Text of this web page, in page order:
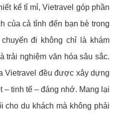
kế tỉ mỉ, Vietravel góp phần
của cả tỉnh đến bạn bè trong
đi không chỉ là khám
trải nghiệm văn hóa sâu sắc.
Vietravel đều được xây dựng
– tinh tế – đáng nhớ. Mang lại
cho du khách mà không phải